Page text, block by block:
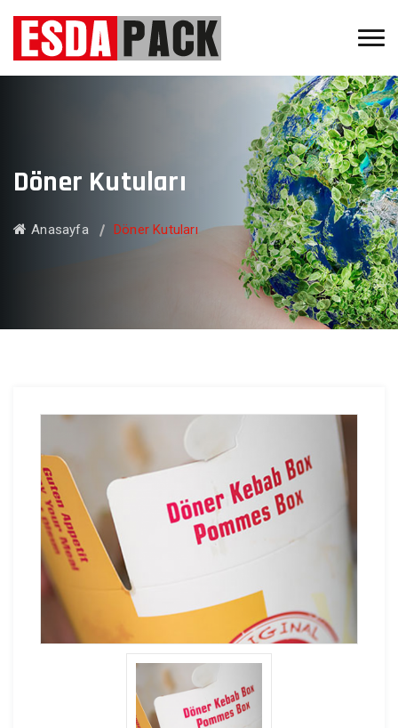
Döner Kutuları
Anasayfa Döner Kutuları